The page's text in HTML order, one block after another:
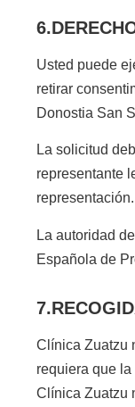
Usted puede
retirar
Donostia San
La solicitud
representante
representación.
La autoridad
Española de
Clínica Zuatzu
requiera que
Clínica Zuatzu